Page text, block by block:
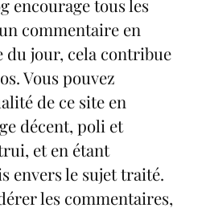
encourage tous les
commentaire en
du jour, cela contribue
Vous pouvez
de ce site en
décent, poli et
et en étant
envers le sujet traité.
les commentaires,